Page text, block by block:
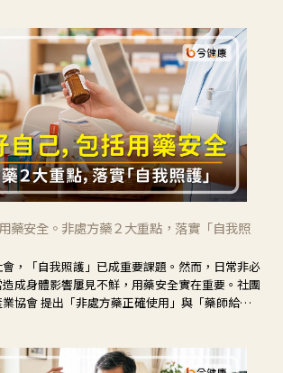
藥安全。非處方藥２大重點，落實「自我照
，「自我照護」已成重要課題。然而，日常非必
成身體影響屢見不鮮，用藥安全實在重要。社團
協會 提出「非處方藥正確使用」與「藥師給